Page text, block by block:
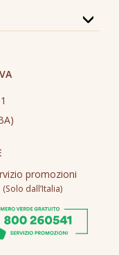
promozioni
(Solo dall’Italia)